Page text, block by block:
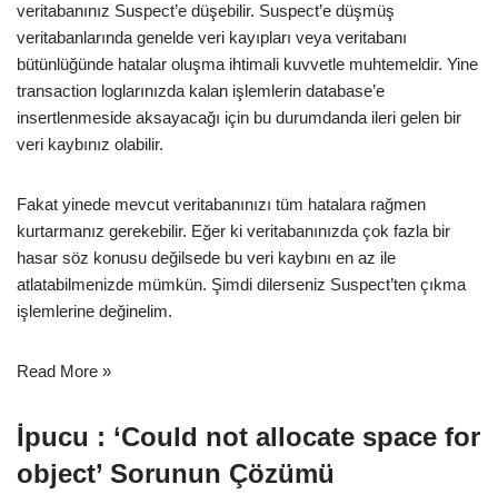
veritabanınız Suspect’e düşebilir. Suspect’e düşmüş
veritabanlarında genelde veri kayıpları veya veritabanı
bütünlüğünde hatalar oluşma ihtimali kuvvetle muhtemeldir. Yine
transaction loglarınızda kalan işlemlerin database’e
insertlenmeside aksayacağı için bu durumdanda ileri gelen bir
veri kaybınız olabilir.
Fakat yinede mevcut veritabanınızı tüm hatalara rağmen
kurtarmanız gerekebilir. Eğer ki veritabanınızda çok fazla bir
hasar söz konusu değilsede bu veri kaybını en az ile
atlatabilmenizde mümkün. Şimdi dilerseniz Suspect’ten çıkma
işlemlerine değinelim.
Read More »
İpucu : ‘Could not allocate space for
object’ Sorunun Çözümü